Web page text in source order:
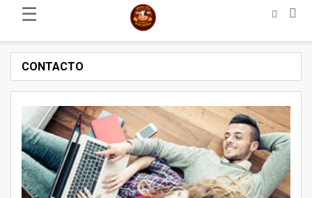
☰
CONTACTO